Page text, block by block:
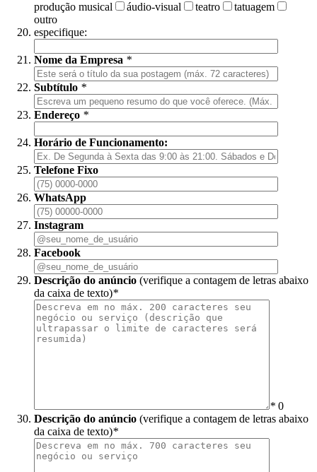
produção musical
áudio-visual teatro
tatuagem
outro
especifique:
Nome da Empresa *
Subtítulo *
Endereço *
Horário de Funcionamento:
Telefone Fixo
WhatsApp
Instagram
Facebook
Descrição do anúncio (verifique a contagem de letras abaixo
da caixa de texto)*
* 0
Descrição do anúncio (verifique a contagem de letras abaixo
da caixa de texto)*